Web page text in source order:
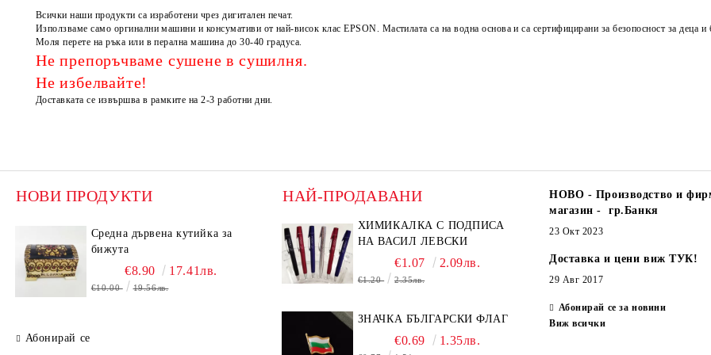
Всички наши продукти са изработени чрез дигитален печат.
Използваме само оргинални машини и консумативи от най-висок клас EPSON. Мастилата са на водна основа и са сертифицирани за безопосност за деца и
Моля перете на ръка или в перална машина до 30-40 градуса.
Не препоръчваме сушене в сушилня.
Не избелвайте!
Доставката се извършва в рамките на 2-3 работни дни.
НОВИ ПРОДУКТИ
Средна дървена кутийка за
бижута
€8.90 17.41лв.
€10.00 19.56лв.
Абонирай се
НАЙ-ПРОДАВАНИ
ХИМИКАЛКА С ПОДПИСА
НА ВАСИЛ ЛЕВСКИ
€1.07 2.09лв.
€1.20 2.35лв.
ЗНАЧКА БЪЛГАРСКИ ФЛАГ
€0.69 1.35лв.
НОВО - Производство и
магазин - гр.Банкя
23 Окт 2023
Доставка и цени виж ТУК!
29 Авг 2017
Абонирай се за новини
Виж всички